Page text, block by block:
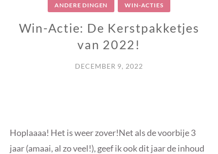
ANDERE DINGEN WIN-ACTIES
Win-Actie: De Kerstpakketjes
van 2022!
DECEMBER 9, 2022
Hoplaaaa! Het is weer zover!Net als de voorbije 3
jaar (amaai, al zo veel!), geef ik ook dit jaar de inhoud